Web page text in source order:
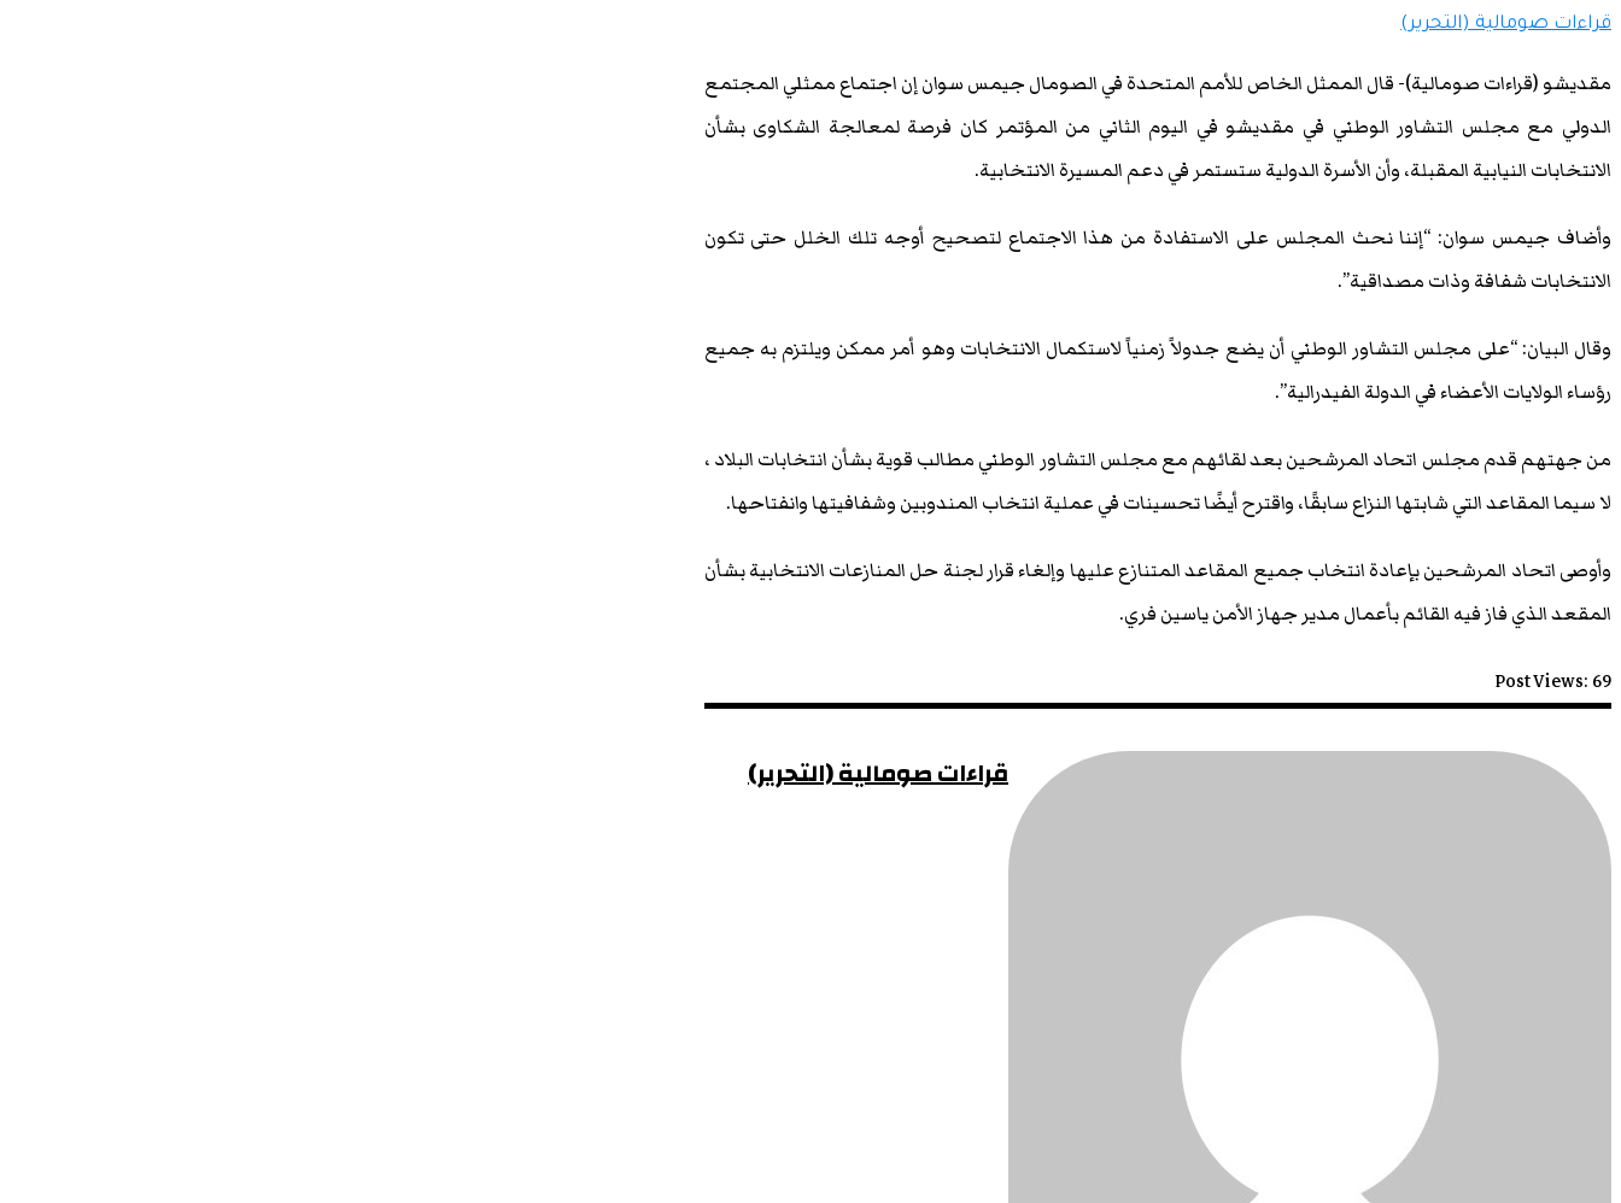
قراءات صومالية (التحرير)
مقديشو (قراءات صومالية)- قال الممثل الخاص للأمم المتحدة في الصومال جيمس سوان إن اجتماع ممثلي المجتمع
الدولي مع مجلس التشاور الوطني في مقديشو في اليوم الثاني من المؤتمر كان فرصة لمعالجة الشكاوى بشأن
الانتخابات النيابية المقبلة، وأن الأسرة الدولية ستستمر في دعم المسيرة الانتخابية.
وأضاف جيمس سوان: “إننا نحث المجلس على الاستفادة من هذا الاجتماع لتصحيح أوجه تلك الخلل حتى تكون
الانتخابات شفافة وذات مصداقية”.
وقال البيان: “على مجلس التشاور الوطني أن يضع جدولاً زمنياً لاستكمال الانتخابات وهو أمر ممكن ويلتزم به جميع
رؤساء الولايات الأعضاء في الدولة الفيدرالية”.
من جهتهم قدم مجلس اتحاد المرشحين بعد لقائهم مع مجلس التشاور الوطني مطالب قوية بشأن انتخابات البلاد ،
لا سيما المقاعد التي شابتها النزاع سابقًا، واقترح أيضًا تحسينات في عملية انتخاب المندوبين وشفافيتها وانفتاحها.
وأوصى اتحاد المرشحين بإعادة انتخاب جميع المقاعد المتنازع عليها وإلغاء قرار لجنة حل المنازعات الانتخابية بشأن
المقعد الذي فاز فيه القائم بأعمال مدير جهاز الأمن ياسين فري.
Post Views: 69
قراءات صومالية (التحرير)